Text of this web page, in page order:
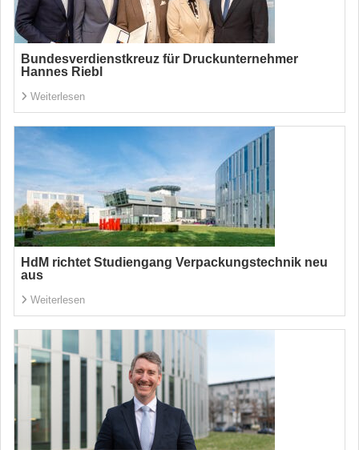
Bundesverdienstkreuz für Druckunternehmer
Hannes Riebl
Weiterlesen
HdM richtet Studiengang Verpackungstechnik neu
aus
Weiterlesen